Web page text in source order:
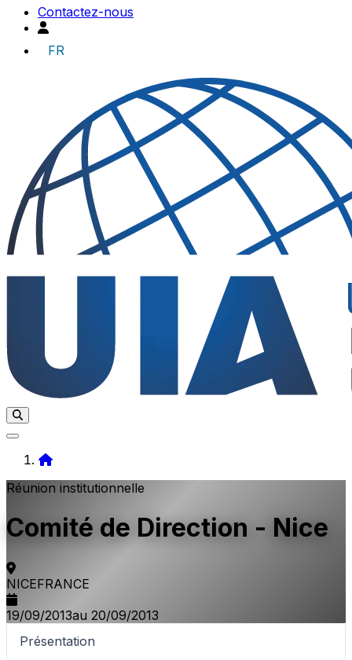
Contactez-nous
FR
Réunion institutionnelle
Comité de Direction - Nice
NICEFRANCE
19/09/2013au 20/09/2013
Présentation